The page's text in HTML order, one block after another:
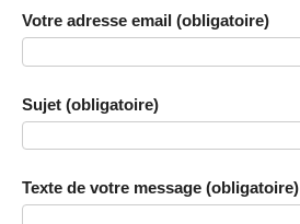
Votre adresse email (obligatoire)
Sujet (obligatoire)
Texte de votre message (obligatoire)